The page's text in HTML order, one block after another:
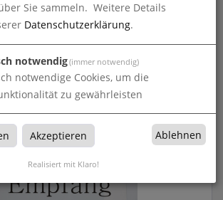
| System Karlsruhe | DIN A4 quer
Sie sammeln. Weitere Details
Datenschutzerklärung.
notwendig(immer notwendig)
notwendige Cookies, um die
zu gewährleisten
Akzeptieren Ablehnen
Realisiert mit Klaro!